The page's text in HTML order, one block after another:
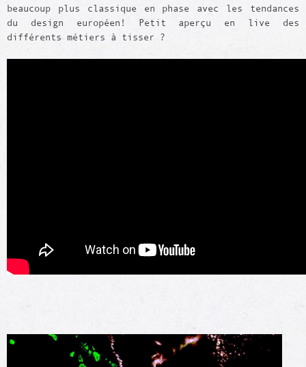
beaucoup plus classique en phase avec les tendances
du design européen! Petit aperçu en live des
différents métiers à tisser ?